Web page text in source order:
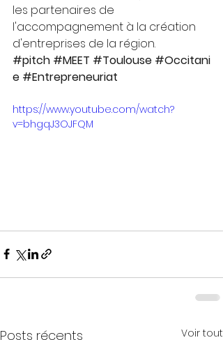
les partenaires de
l'accompagnement à la création
d'entreprises de la région.
#pitch #MEET #Toulouse #Occitani
e #Entrepreneuriat
https://www.youtube.com/watch?
v=bhgqJ3OJFQM
Posts récents Voir tout